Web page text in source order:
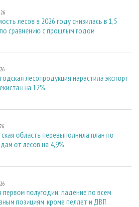
лесов в 2026 году снизилась в 1,5
сравнению с прошлым годом
лесопродукция нарастила экспорт
на 12%
область перевыполнила план по
от лесов на 4,9%
первом полугодии: падение по всем
позициям, кроме пеллет и ДВП